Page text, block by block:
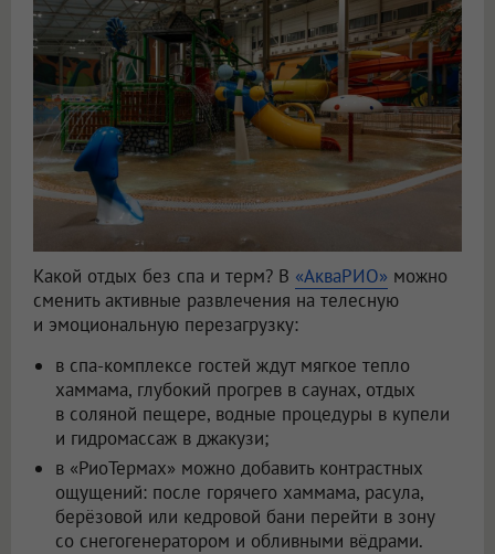
Какой отдых без спа и терм? В «АкваРИО» можно
сменить активные развлечения на телесную
и эмоциональную перезагрузку:
в спа-комплексе гостей ждут мягкое тепло
хаммама, глубокий прогрев в саунах, отдых
в соляной пещере, водные процедуры в купели
и гидромассаж в джакузи;
в «РиоТермах» можно добавить контрастных
ощущений: после горячего хаммама, расула,
берёзовой или кедровой бани перейти в зону
со снегогенератором и обливными вёдрами.